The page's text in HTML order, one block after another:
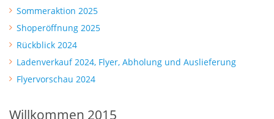
Sommeraktion 2025
Shoperöffnung 2025
Rückblick 2024
Ladenverkauf 2024, Flyer, Abholung und Auslieferung
Flyervorschau 2024
Willkommen 2015